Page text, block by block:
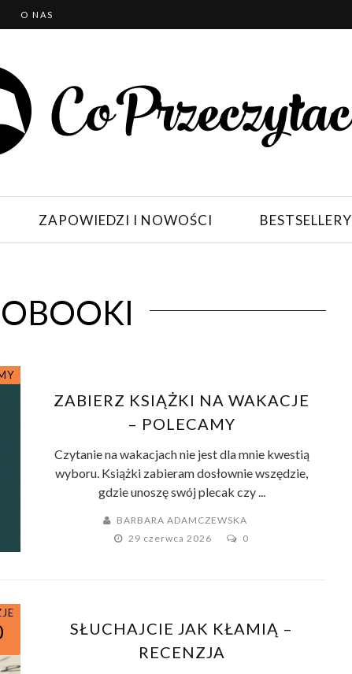
O NAS
ZAPOWIEDZI I NOWOŚCI BESTSELLERY
ZABIERZ KSIĄŻKI NA WAKACJE
– POLECAMY
Czytanie na wakacjach nie jest dla mnie kwestią
wyboru. Książki zabieram dosłownie wszędzie,
gdzie unoszę swój plecak czy ...
BARBARA ADAMCZEWSKA
29 czerwca 2026
0
SŁUCHAJCIE JAK KŁAMIĄ –
RECENZJA